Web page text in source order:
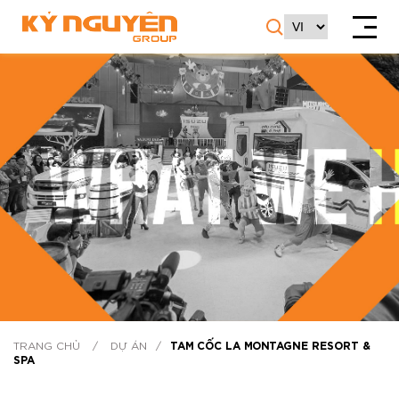
TRANG CHỦ / DỰ ÁN /
TAM CỐC LA MONTAGNE RESORT &
SPA